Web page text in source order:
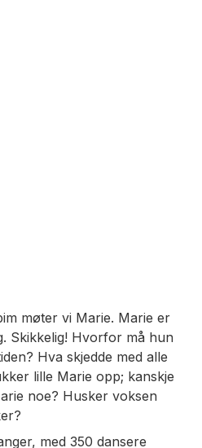
møter vi Marie. Marie er
Skikkelig! Hvorfor må hun
Hva skjedde med alle
lille Marie opp; kanskje
noe? Husker voksen
med 350 dansere